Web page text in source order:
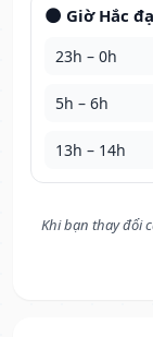
🌑 Giờ Hắc
23h – 0h
5h – 6h
13h – 14h
Khi bạn thay đổi